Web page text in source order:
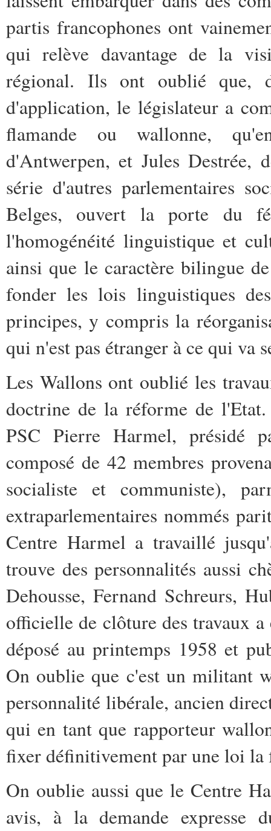
partis francophones ont
qui relève davantage de la
régional. Ils ont oublié que,
d'application, le législateur a
flamande ou wallonne,
d'Antwerpen, et Jules Destrée,
série d'autres parlementaires
Belges, ouvert la porte du
l'homogénéité linguistique et
ainsi que le caractère bilingue
fonder les lois linguistiques
principes, y compris la
qui n'est pas étranger à ce qui va
Les Wallons ont oublié les
doctrine de la réforme de
PSC Pierre Harmel, présidé
composé de 42 membres
socialiste et communiste),
extraparlementaires nommés
Centre Harmel a travaillé
trouve des personnalités aussi
Dehousse, Fernand Schreurs,
officielle de clôture des travaux
déposé au printemps 1958 et
On oublie que c'est un militant
personnalité libérale, ancien
qui en tant que rapporteur
fixer définitivement par une loi
On oublie aussi que le Centre
avis, à la demande